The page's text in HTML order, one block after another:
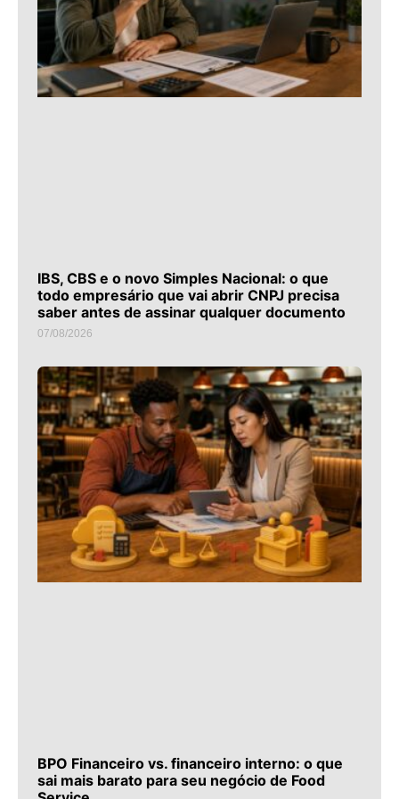
IBS, CBS e o novo Simples Nacional: o que
todo empresário que vai abrir CNPJ precisa
saber antes de assinar qualquer documento
07/08/2026
BPO Financeiro vs. financeiro interno: o que
sai mais barato para seu negócio de Food